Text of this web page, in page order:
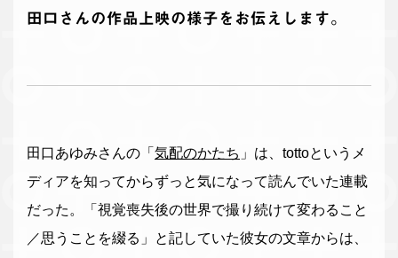
田口さんの作品上映の様子をお伝えします。
田口あゆみさんの「 気配のかたち 」は、tottoというメ
ディアを知ってからずっと気になって読んでいた連載
だった。「視覚喪失後の世界で撮り続けて変わること
／思うことを綴る」と記していた彼女の文章からは、